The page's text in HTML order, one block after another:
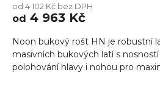
od 4 102 Kč bez DPH
od 4 963 Kč
Noon bukový rošt HN je robustní
masivních bukových latí s
polohování hlavy i nohou pro